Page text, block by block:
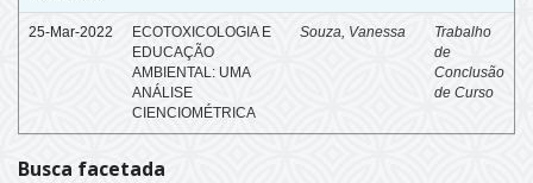
25-Mar-2022
ECOTOXICOLOGIA E
EDUCAÇÃO
AMBIENTAL: UMA
ANÁLISE
CIENCIOMÉTRICA
Souza, Vanessa
Trabalho
de
Conclusão
de Curso
Busca facetada